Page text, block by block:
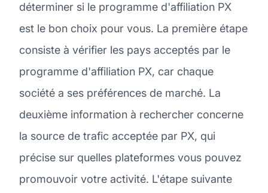
déterminer si le programme d'affiliation PX
est le bon choix pour vous. La première étape
consiste à vérifier les pays acceptés par le
programme d'affiliation PX, car chaque
société a ses préférences de marché. La
deuxième information à rechercher concerne
la source de trafic acceptée par PX, qui
précise sur quelles plateformes vous pouvez
promouvoir votre activité. L'étape suivante